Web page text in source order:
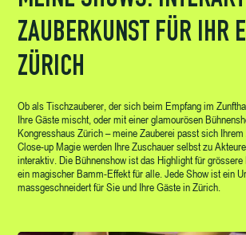
ZAUBERKUNST FÜR IHR
ZÜRICH
Ob als Tischzauberer, der sich beim Empfang im
Ihre Gäste mischt, oder mit einer glamourösen
Kongresshaus Zürich – meine Zauberei passt sich
Close-up Magie werden Ihre Zuschauer selbst zu
interaktiv. Die Bühnenshow ist das Highlight für grössere
ein magischer Bamm-Effekt für alle. Jede Show ist ein
massgeschneidert für Sie und Ihre Gäste in Zürich.